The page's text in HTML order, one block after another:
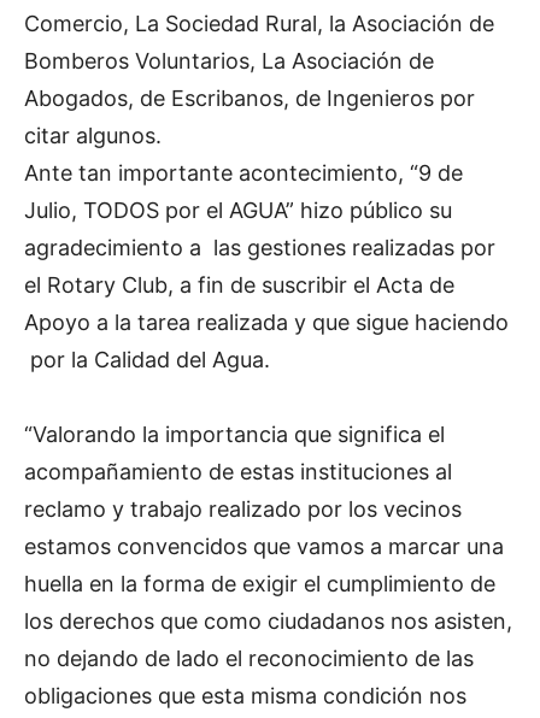
Comercio, La Sociedad Rural, la Asociación de
Bomberos Voluntarios, La Asociación de
Abogados, de Escribanos, de Ingenieros por
citar algunos.
Ante tan importante acontecimiento, “9 de
Julio, TODOS por el AGUA” hizo público su
agradecimiento a las gestiones realizadas por
el Rotary Club, a fin de suscribir el Acta de
Apoyo a la tarea realizada y que sigue haciendo
por la Calidad del Agua.
“Valorando la importancia que significa el
acompañamiento de estas instituciones al
reclamo y trabajo realizado por los vecinos
estamos convencidos que vamos a marcar una
huella en la forma de exigir el cumplimiento de
los derechos que como ciudadanos nos asisten,
no dejando de lado el reconocimiento de las
obligaciones que esta misma condición nos